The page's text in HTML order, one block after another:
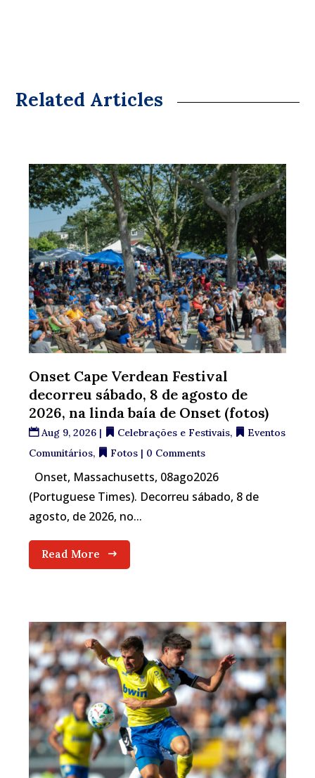
Related Articles
Onset Cape Verdean Festival
decorreu sábado, 8 de agosto de
2026, na linda baía de Onset (fotos)
Aug 9, 2026 | Celebrações e Festivais,
Eventos
Comunitários, Fotos | 0 Comments
Onset, Massachusetts, 08ago2026
(Portuguese Times). Decorreu sábado, 8 de
agosto, de 2026, no...
Read More